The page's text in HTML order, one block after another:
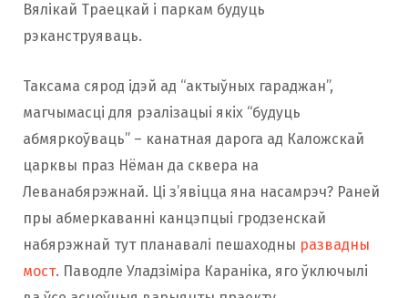
Вялікай Траецкай і паркам будуць
рэканструяваць.
Таксама сярод ідэй ад “актыўных гараджан”,
магчымасці для рэалізацыі якіх “будуць
абмяркоўваць” – канатная дарога ад Каложскай
царквы праз Нёман да сквера на
Леванабярэжнай. Ці з’явіцца яна насамрэч? Раней
пры абмеркаванні канцэпцыі гродзенскай
набярэжнай тут планавалі пешаходны развадны
мост. Паводле Уладзіміра Караніка, яго ўключылі